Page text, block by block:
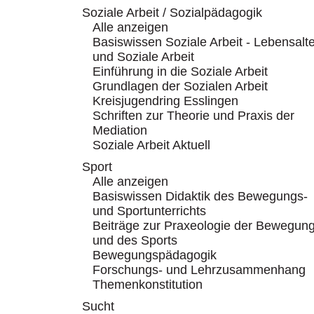
Soziale Arbeit / Sozialpädagogik
Alle anzeigen
Basiswissen Soziale Arbeit -
und Soziale Arbeit
Einführung in die Soziale Arbeit
Grundlagen der Sozialen Arbeit
Kreisjugendring Esslingen
Schriften zur Theorie und Praxis der
Mediation
Soziale Arbeit Aktuell
Sport
Alle anzeigen
Basiswissen Didaktik des Bewegungs-
und Sportunterrichts
Beiträge zur Praxeologie der
und des Sports
Bewegungspädagogik
Forschungs- und Lehrzusammenhang
Themenkonstitution
Sucht